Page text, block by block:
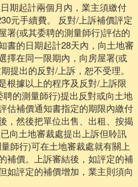
期起計兩個月內，業主須繳付
元手續費。 反對/上訴補價評定
署(或其委聘的測量師行)評估的
書的日期起計28天內，向土地審
擇在同一限期內，向房屋署(或
提出的反對/上訴，恕不受理。
根據以上的程序及反對/上訴限
的測量師行)提出反對或向土地
估補價通知書指定的期限內繳付
，然後把單位出售、出租、按揭
向土地審裁處提出上訴但聆訊
師行)可在土地審裁處就有關上
補價。上訴審結後，如評定的補
如評定的補價增加，業主則須向